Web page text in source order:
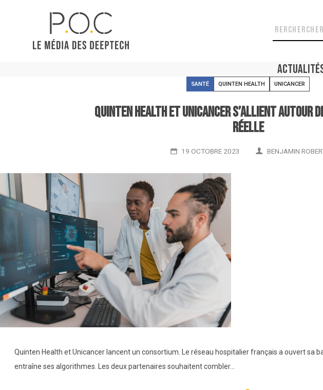
SANTÉ QUINTEN HEALTH UNICANCER
Quinten Health et Unicancer s’allient autour
réelle
19 OCTOBRE 2023 BENJAMIN
Quinten Health et Unicancer lancent un consortium. Le réseau hospitalier français a ouvert sa
entraîne ses algorithmes. Les deux partenaires souhaitent combler…